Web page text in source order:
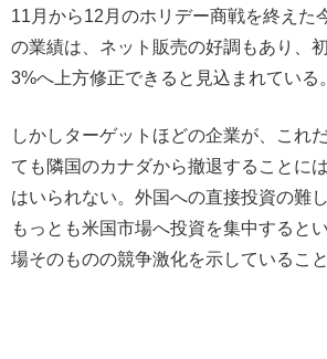
11月から12月のホリデー商戦を終えた
の業績は、ネット販売の好調もあり、
3%へ上方修正できると見込まれている。
しかしターゲットほどの企業が、これ
ても隣国のカナダから撤退することに
はいられない。外国への直接投資の難
もっとも米国市場へ投資を集中すると
場そのものの競争激化を示していること